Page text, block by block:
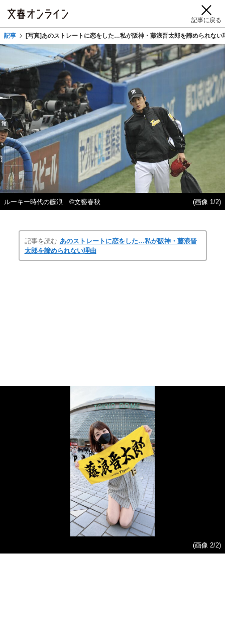
記事に戻る
記事 [写真]あのストレートに恋をした…私が阪神・藤浪晋太郎を諦められない
ルーキー時代の藤浪 ©文藝春秋 (画像 1/2)
記事を読む あのストレートに恋をした…私が阪神・藤浪晋
太郎を諦められない理由
(画像 2/2)